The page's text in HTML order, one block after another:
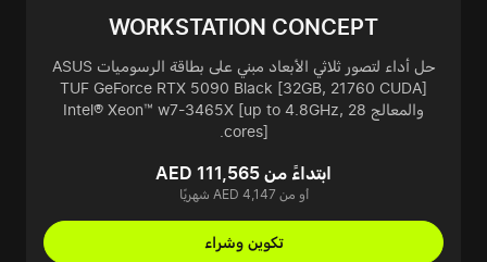
WORKSTATION CONCEPT
حل أداء لتصور ثلاثي الأبعاد مبني على بطاقة الرسوميات ASUS
TUF GeForce RTX 5090 Black [32GB, 21760 CUDA]
والمعالج Intel® Xeon™ w7-3465X [up to 4.8GHz, 28
cores].
ابتداءً من AED 111,565
أو من AED 4,147 شهريًا
تكوين وشراء